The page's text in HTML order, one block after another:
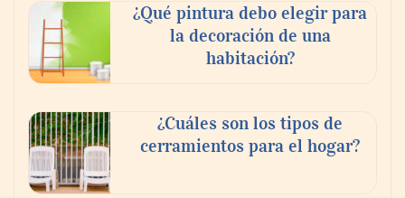
¿Qué pintura debo elegir para
la decoración de una
habitación?
¿Cuáles son los tipos de
cerramientos para el hogar?